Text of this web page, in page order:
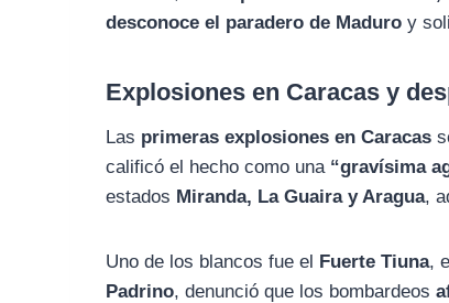
desconoce el paradero de Maduro y
Explosiones en Caracas y
Las primeras explosiones en Caracas
calificó el hecho como una “gravísima
estados Miranda, La Guaira y Aragua,
Uno de los blancos fue el Fuerte Tiuna,
Padrino, denunció que los bombardeos